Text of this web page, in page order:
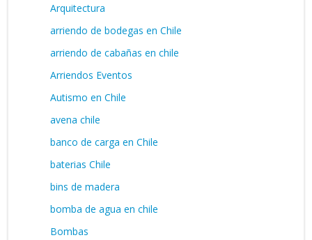
Arquitectura
arriendo de bodegas en Chile
arriendo de cabañas en chile
Arriendos Eventos
Autismo en Chile
avena chile
banco de carga en Chile
baterias Chile
bins de madera
bomba de agua en chile
Bombas